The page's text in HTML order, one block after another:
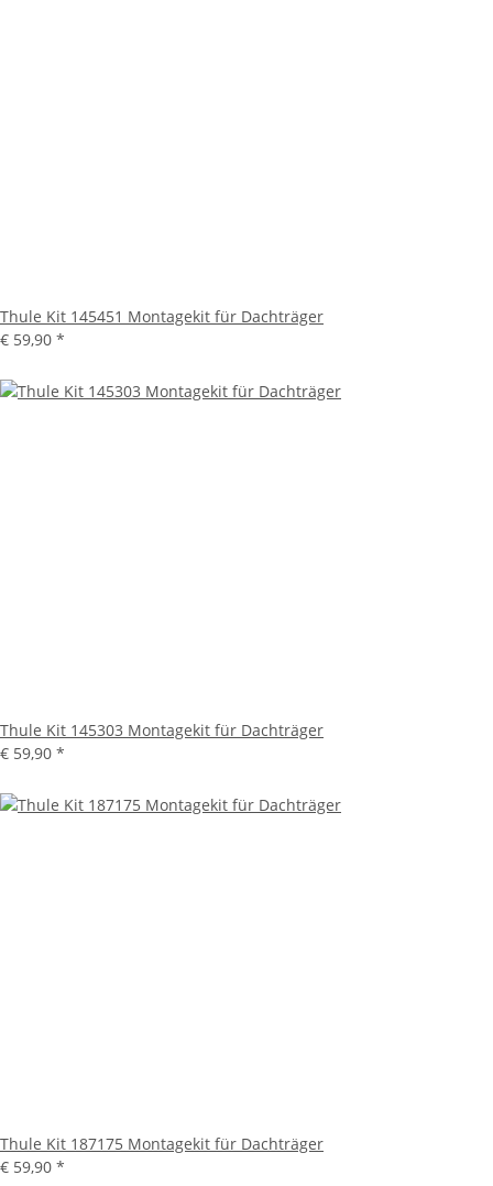
Thule Kit 145451 Montagekit für Dachträger
€ 59,90 *
Thule Kit 145303 Montagekit für Dachträger
€ 59,90 *
Thule Kit 187175 Montagekit für Dachträger
€ 59,90 *